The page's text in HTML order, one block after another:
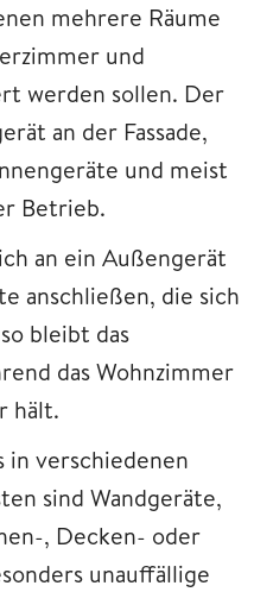
mehrere Räume
und
werden sollen. Der
an der Fassade,
und meist
Betrieb.
an ein Außengerät
anschließen, die sich
bleibt das
das Wohnzimmer
hält.
in verschiedenen
sind Wandgeräte,
, Decken- oder
unauffällige